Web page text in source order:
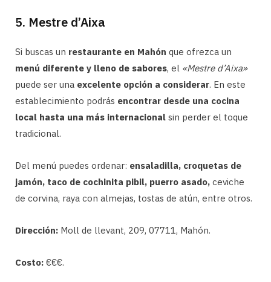
5. Mestre d’Aixa
Si buscas un restaurante en Mahón que ofrezca un
menú diferente y lleno de sabores, el «Mestre d’Aixa»
puede ser una excelente opción a considerar. En este
establecimiento podrás encontrar desde una cocina
local hasta una más internacional sin perder el toque
tradicional.
Del menú puedes ordenar: ensaladilla, croquetas de
jamón, taco de cochinita pibil, puerro asado, ceviche
de corvina, raya con almejas, tostas de atún, entre otros.
Dirección: Moll de llevant, 209, 07711, Mahón.
Costo: €€€.